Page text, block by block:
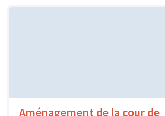
Aménagement de la cour de